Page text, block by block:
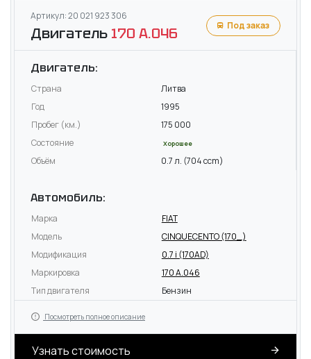
Артикул: 20 021 923 306
Двигатель 170 A.046 Под заказ
Двигатель:
Страна
Литва
Год
1995
Пробег (км.)
175 000
Состояние
Хорошее
Объём 0.7 л. (704 ccm)
Автомобиль:
Марка
FIAT
Модель
CINQUECENTO (170_)
Модификация
0.7 i (170AD)
Маркировка
170 A.046
Тип двигателя
Бензин
Посмотреть полное описание
Узнать стоимость